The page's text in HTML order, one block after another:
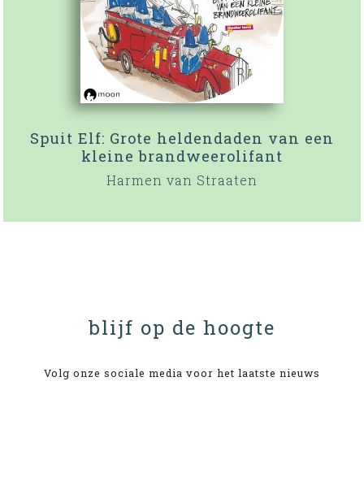
Spuit Elf: Grote heldendaden van een
kleine brandweerolifant
Harmen van Straaten
blijf op de hoogte
Volg onze sociale media voor het laatste nieuws